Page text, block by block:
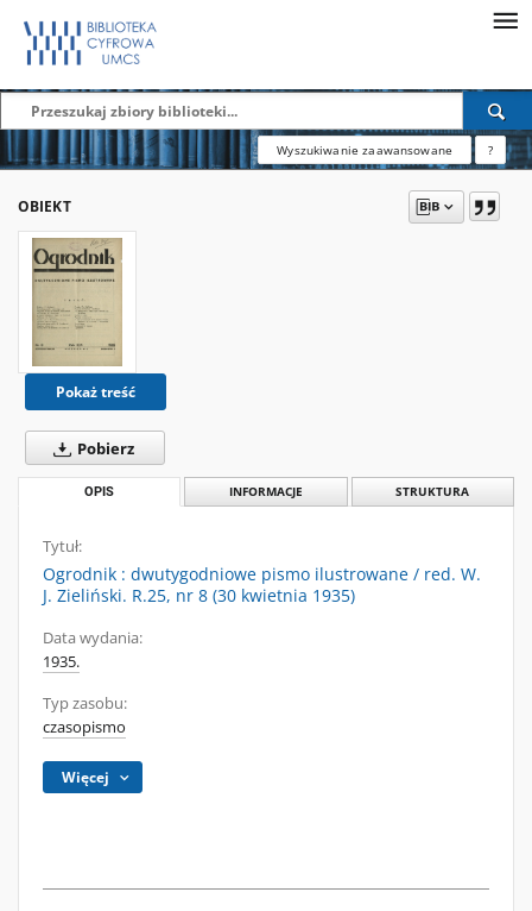
Wyszukiwanie zaawansowane ?
OBIEKT
Pokaż treść
Pobierz
OPIS INFORMACJE STRUKTURA
Tytuł:
Ogrodnik : dwutygodniowe pismo ilustrowane / red. W.
J. Zieliński. R.25, nr 8 (30 kwietnia 1935)
Data wydania:
1935.
Typ zasobu:
czasopismo
Więcej